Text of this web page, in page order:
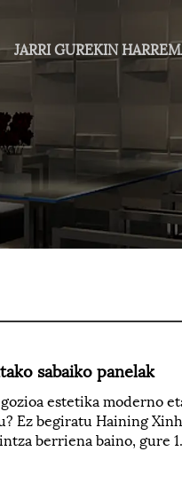
JARRI GUREKIN
sabaiko panelak
estetika moderno
Ez begiratu Haining
berriena baino, gure